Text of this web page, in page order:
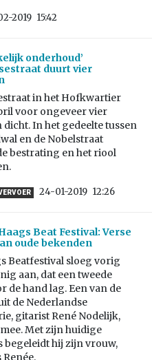
2019 15:42
onderhoud’
duurt vier
in het Hofkwartier
voor ongeveer vier
dicht. In het gedeelte tussen
en de Nobelstraat
bestrating en het riool
24-01-2019 12:26
Beat Festival: Verse
oude bekenden
Beatfestival sloeg vorig
aan, dat een tweede
de hand lag. Een van de
de Nederlandse
gitarist René Nodelijk,
Met zijn huidige
begeleidt hij zijn vrouw,